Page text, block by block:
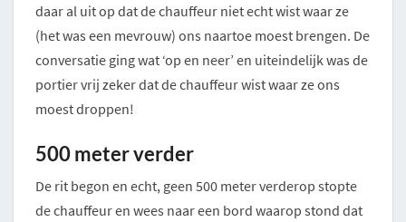
daar al uit op dat de chauffeur niet echt wist waar ze
(het was een mevrouw) ons naartoe moest brengen. De
conversatie ging wat ‘op en neer’ en uiteindelijk was de
portier vrij zeker dat de chauffeur wist waar ze ons
moest droppen!
500 meter verder
De rit begon en echt, geen 500 meter verderop stopte
de chauffeur en wees naar een bord waarop stond dat